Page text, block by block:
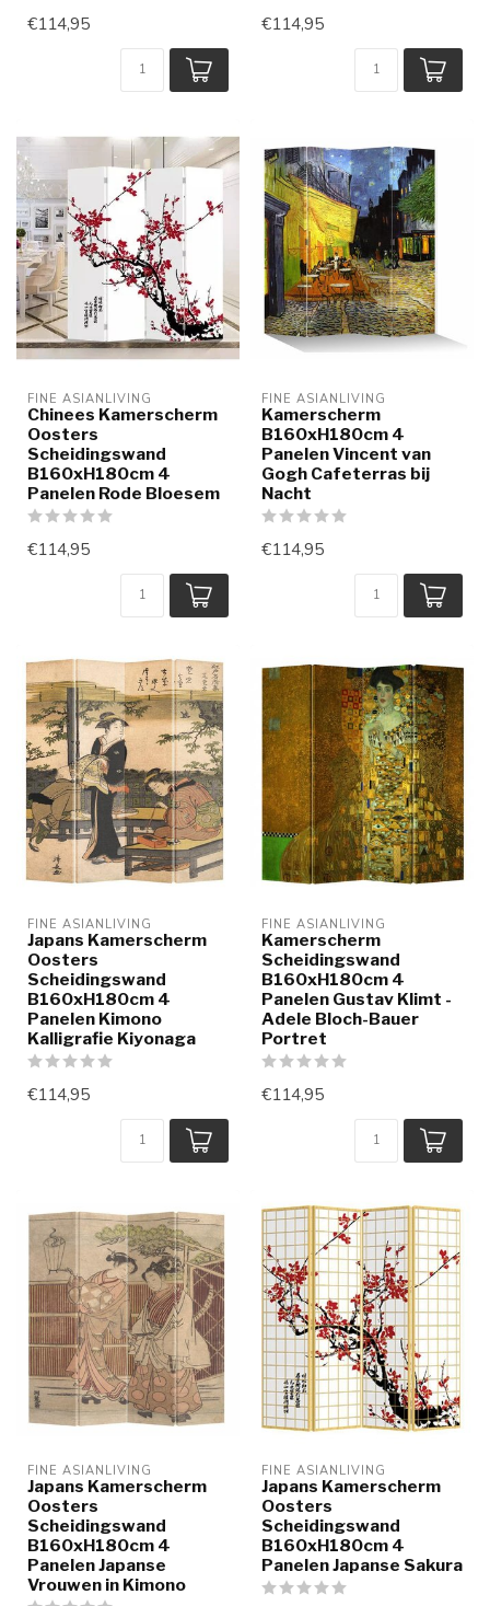
€114,95 €114,95
FINE ASIANLIVING
Chinees Kamerscherm
Oosters
Scheidingswand
B160xH180cm 4
Panelen Rode Bloesem
€114,95
FINE ASIANLIVING
Kamerscherm
B160xH180cm 4
Panelen Vincent van
Gogh Cafeterras bij
Nacht
€114,95
FINE ASIANLIVING
Japans Kamerscherm
Oosters
Scheidingswand
B160xH180cm 4
Panelen Kimono
Kalligrafie Kiyonaga
€114,95
FINE ASIANLIVING
Kamerscherm
Scheidingswand
B160xH180cm 4
Panelen Gustav Klimt -
Adele Bloch-Bauer
Portret
€114,95
FINE ASIANLIVING
Japans Kamerscherm
Oosters
Scheidingswand
B160xH180cm 4
Panelen Japanse
Vrouwen in Kimono
FINE ASIANLIVING
Japans Kamerscherm
Oosters
Scheidingswand
B160xH180cm 4
Panelen Japanse Sakura